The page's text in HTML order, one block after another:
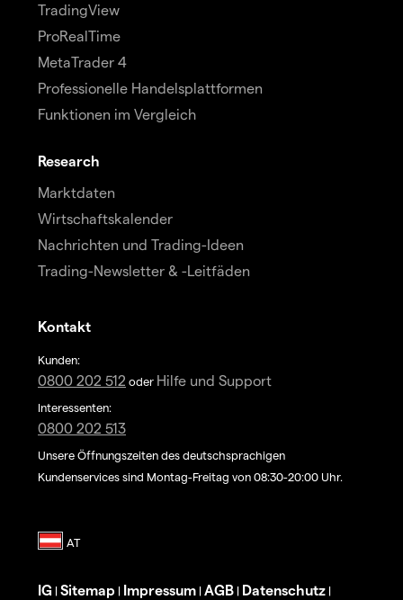
TradingView
ProRealTime
MetaTrader 4
Professionelle Handelsplattformen
Funktionen im Vergleich
Research
Marktdaten
Wirtschaftskalender
Nachrichten und Trading-Ideen
Trading-Newsletter & -Leitfäden
Kontakt
Kunden:
0800 202 512 oder Hilfe und Support
Interessenten:
0800 202 513
Unsere Öffnungszeiten des deutschsprachigen
Kundenservices sind Montag-Freitag von 08:30-20:00 Uhr.
IG | Sitemap | Impressum | AGB | Datenschutz |